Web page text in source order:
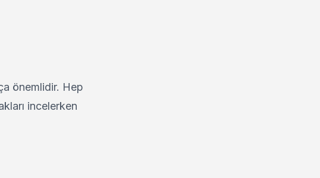
önemlidir. Hep
incelerken